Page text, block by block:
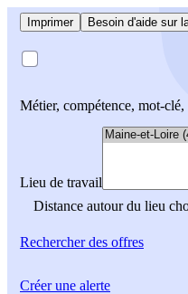
Imprimer Besoin d'aide sur
Métier, compétence, mot-
Lieu de travail
Distance autour du lieu
Rechercherdes offres
Créer une alerte